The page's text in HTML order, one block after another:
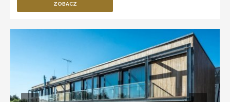
ZOBACZ